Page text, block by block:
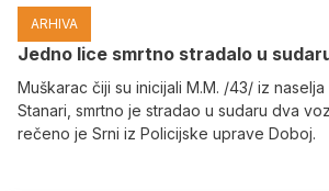
ARHIVA
Јedno lice smrtno stradalo u
Muškarac čiji su inicijali M.M. /43/ iz
Stanari, smrtno je stradao u sudaru dva
rečeno je Srni iz Policijske uprave Doboj.